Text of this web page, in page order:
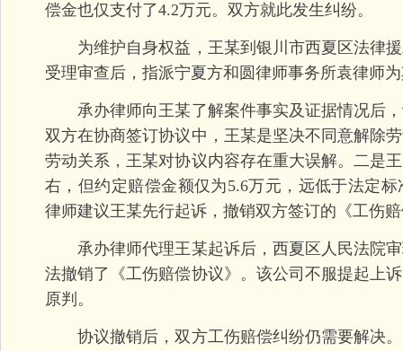
偿金也仅支付了4.2万元。双方就此发生纠纷。
为维护自身权益，王某到银川市西夏区法律援
受理审查后，指派宁夏方和圆律师事务所袁律师
承办律师向王某了解案件事实及证据情况后，
双方在协商签订协议中，王某是坚决不同意解除
劳动关系，王某对协议内容存在重大误解。二是
右，但约定赔偿金额仅为5.6万元，远低于法定
律师建议王某先行起诉，撤销双方签订的《工伤
承办律师代理王某起诉后，西夏区人民法院审
法撤销了《工伤赔偿协议》。该公司不服提起上
原判。
协议撤销后，双方工伤赔偿纠纷仍需要解决。